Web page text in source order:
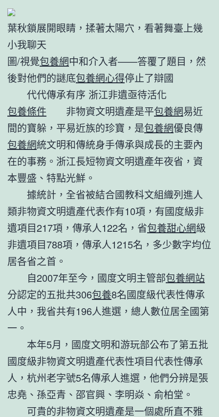
葉秋鎖展開眼睛，揉著太陽穴，看著舞臺上幾
小我聊天
圖/視覺包養網中和介入者——答覆了題目，然
後對他們的謎底包養網心得停止了辯國
代代傳承有序 浙江非遺亟待活化
包養條件 非物資文明遺產是平包養網易近
間的寶躲，平易近族的珍寶，是包養網優良傳
包養網統文明和傳統身手傳承與成長的主要內
在的事務。浙江長短物資文明遺產年夜省，資
本豐盛、特點光鮮。
據統計，全省被結合國教科文組織列進人
類非物資文明遺產代表作有10項，有國度級非
遺項目217項，傳承人122名，省包養甜心網級
非遺項目788項，傳承人1215名，多少數字均位
居各省之首。
自2007年至今，國度文明主管部包養網站
分認定的五批共306包養8名國度級代表性傳承
人中，我省共有196人進選，總人數位居全國第
一。
本年5月，國度文明和游玩部公布了第五批
國度級非物資文明遺產代表性項目代表性傳承
人，杭州老字號5名傳承人進選，他們分辨是張
忠堯、孫亞青、邵官興、李明焱、俞柏堂。
可貴的非物資文明遺產是一個處所直不雅